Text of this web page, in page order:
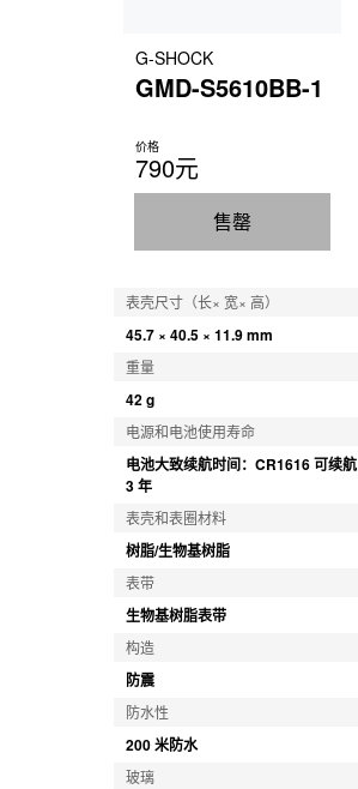
G-SHOCK
GMD-S5610BB-1
价格
790元
售罄
表壳尺寸（长× 宽× 高）
45.7 × 40.5 × 11.9 mm
重量
42 g
电源和电池使用寿命
电池大致续航时间：CR1616 可续航
3 年
表壳和表圈材料
树脂/生物基树脂
表带
生物基树脂表带
构造
防震
防水性
200 米防水
玻璃